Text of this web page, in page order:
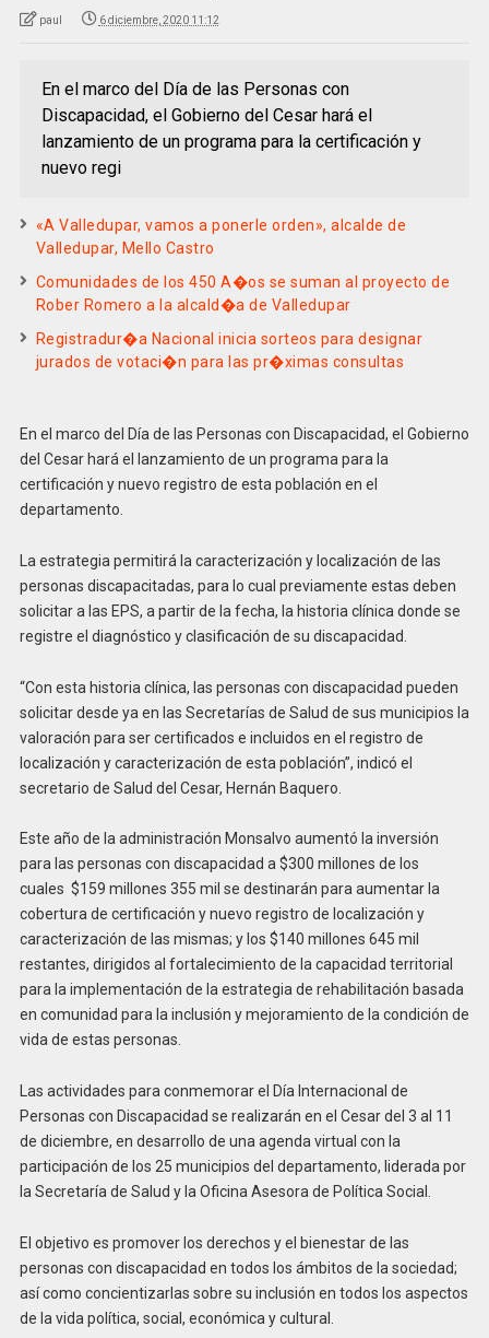
paul 6 diciembre, 2020 11:12
En el marco del Día de las Personas con
Discapacidad, el Gobierno del Cesar hará el
lanzamiento de un programa para la certificación y
nuevo regi
«A Valledupar, vamos a ponerle orden», alcalde de
Valledupar, Mello Castro
Comunidades de los 450 A�os se suman al proyecto de
Rober Romero a la alcald�a de Valledupar
Registradur�a Nacional inicia sorteos para designar
jurados de votaci�n para las pr�ximas consultas
En el marco del Día de las Personas con Discapacidad, el Gobierno
del Cesar hará el lanzamiento de un programa para la
certificación y nuevo registro de esta población en el
departamento.
La estrategia permitirá la caracterización y localización de las
personas discapacitadas, para lo cual previamente estas deben
solicitar a las EPS, a partir de la fecha, la historia clínica donde se
registre el diagnóstico y clasificación de su discapacidad.
“Con esta historia clínica, las personas con discapacidad pueden
solicitar desde ya en las Secretarías de Salud de sus municipios la
valoración para ser certificados e incluidos en el registro de
localización y caracterización de esta población”, indicó el
secretario de Salud del Cesar, Hernán Baquero.
Este año de la administración Monsalvo aumentó la inversión
para las personas con discapacidad a $300 millones de los
cuales $159 millones 355 mil se destinarán para aumentar la
cobertura de certificación y nuevo registro de localización y
caracterización de las mismas; y los $140 millones 645 mil
restantes, dirigidos al fortalecimiento de la capacidad territorial
para la implementación de la estrategia de rehabilitación basada
en comunidad para la inclusión y mejoramiento de la condición de
vida de estas personas.
Las actividades para conmemorar el Día Internacional de
Personas con Discapacidad se realizarán en el Cesar del 3 al 11
de diciembre, en desarrollo de una agenda virtual con la
participación de los 25 municipios del departamento, liderada por
la Secretaría de Salud y la Oficina Asesora de Política Social.
El objetivo es promover los derechos y el bienestar de las
personas con discapacidad en todos los ámbitos de la sociedad;
así como concientizarlas sobre su inclusión en todos los aspectos
de la vida política, social, económica y cultural.